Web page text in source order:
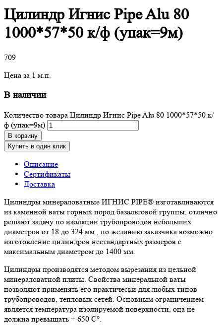
Цилиндр Игнис Pipe Alu 80
1000*57*50 к/ф (упак=9м)
709
Цена за 1 м.п.
В наличии
Количество товара Цилиндр Игнис Pipe Alu 80 1000*57*50 к/
ф (упак=9м)
В корзину
Купить в один клик
Описание
Сертификаты
Доставка
Цилиндры минераловатные ИГНИС PIPE® изготавливаются
из каменной ваты горных пород базальтовой группы, отлично
решают задачу по изоляции трубопроводов небольших
диаметров от 18 до 324 мм., по желанию заказчика возможно
изготовление цилиндров нестандартных размеров с
максимальным диаметром до 1400 мм.
Цилиндры производятся методом вырезания из цельной
минераловатной плиты. Свойства минеральной ваты
позволяют применять его практически для любых типов
трубопроводов, тепловых сетей. Основным ограничением
является температура изолируемой поверхности, она не
должна превышать + 650 C°.